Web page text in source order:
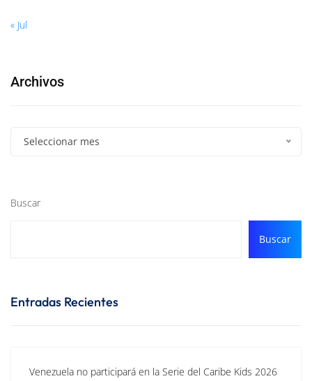
« Jul
Archivos
Seleccionar mes
Buscar
Buscar
Entradas Recientes
Venezuela no participará en la Serie del Caribe Kids 2026